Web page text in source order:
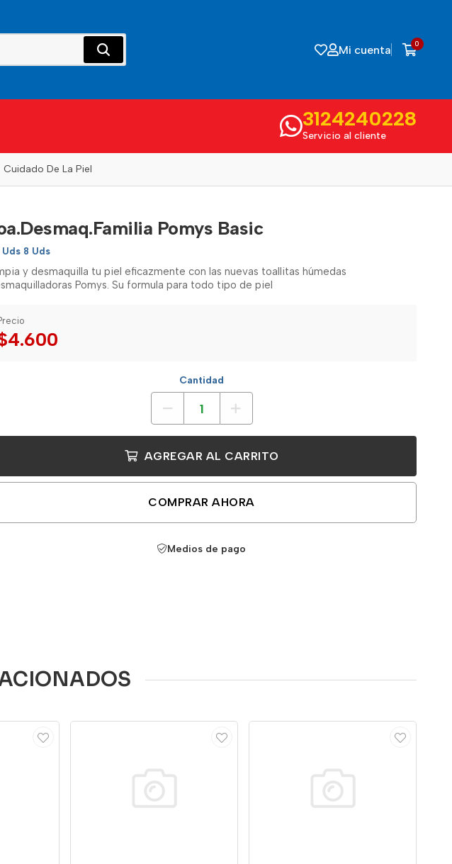
Mi cuenta 0
3124240228
Servicio al cliente
Cuidado De La Piel
Pomys Basic
Uds 8 Uds
y desmaquilla tu piel eficazmente con las nuevas toallitas húmedas
Pomys. Su formula para todo tipo de piel
Cantidad
AGREGAR AL CARRITO
COMPRAR AHORA
Medios de pago